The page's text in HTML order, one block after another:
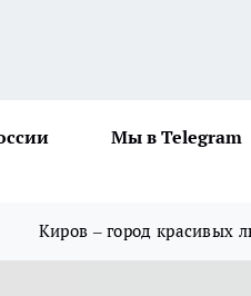
Мы в Telegram
Киров – город красивых